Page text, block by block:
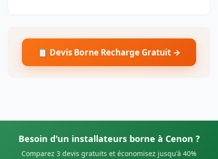
📋 Devis Borne Recharge Gratuit →
Besoin d'un installateurs borne à Cenon ?
Comparez 3 devis gratuits et économisez jusqu'à 40%